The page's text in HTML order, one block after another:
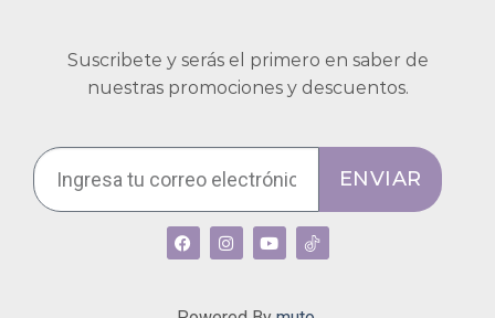
Suscribete y serás el primero en saber de
nuestras promociones y descuentos.
ENVIAR